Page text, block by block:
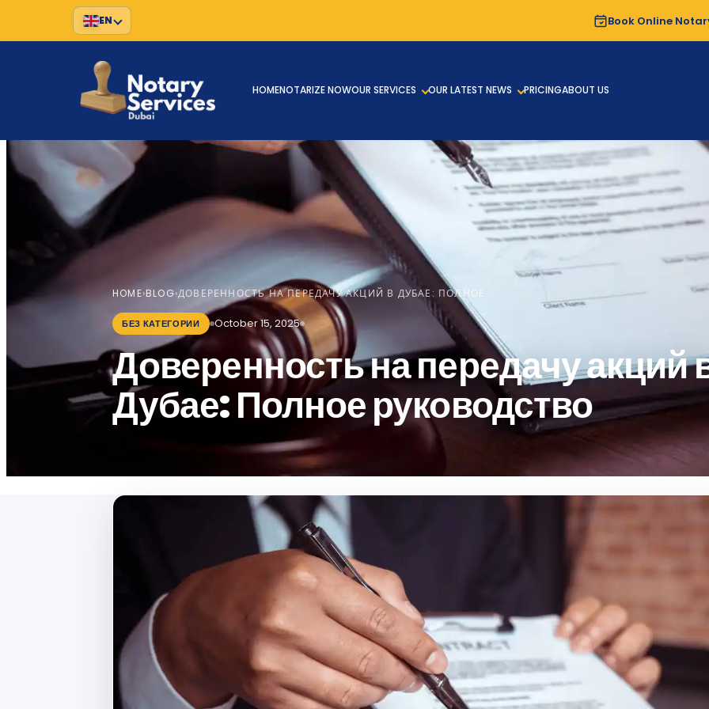
EN Book Online
HOMENOTARIZE NOWOUR SERVICES OUR LATEST NEWS PRICINGABOUT US
HOME›BLOG›ДОВЕРЕННОСТЬ НА ПЕРЕДАЧУ АКЦИЙ В ДУБАЕ: ПОЛНОЕ…
БЕЗ КАТЕГОРИИ October 15, 2025
Доверенность на передачу акций
Дубае: Полное руководство